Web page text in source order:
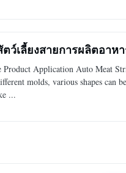
ว์เลี้ยงสายการผลิตอาห
Application Auto Meat
molds, various shapes can
...